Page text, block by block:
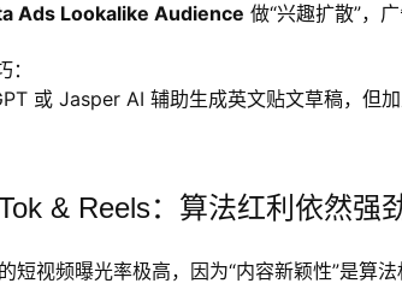
Ads Lookalike Audience 做“兴趣扩散”，
或 Jasper AI 辅助生成英文贴文草稿，但
& Reels：算法红利依然强
短视频曝光率极高，因为“内容新颖性”是算法